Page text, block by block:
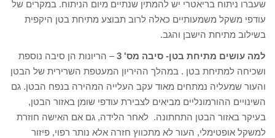
שעברו ניתוח בריאטרי יש להמתין שנתיים מיום הניתוח. במקרים של
עודפי משקל משמעותיים כאלה לרוב תבוצע מתיחת בטן היקפית
בשילוב מתיחת הישבן והגב.
למה עושים מתיחת בטן- סיבה מס' 3
– הריונות הן סיבה נוספת
ושכיחה למתיחת בטן . במהלך ההיריון המעטפת השרירית של הבטן
והעור שמעליה נמתחים מאוד עקב העלייה המהירה בנפח הבטן. גם
השינויים ההורמונליים מביאים לצבירת עודפי שומן באזור הבטן,
בעיקר באזור הבטן התחתונה. לאחר הלידה, גם אם האישה חוזרת
למשקל אופטימלי, העור לא מתכווץ חזרה אלא נותר רפוי, פיזור